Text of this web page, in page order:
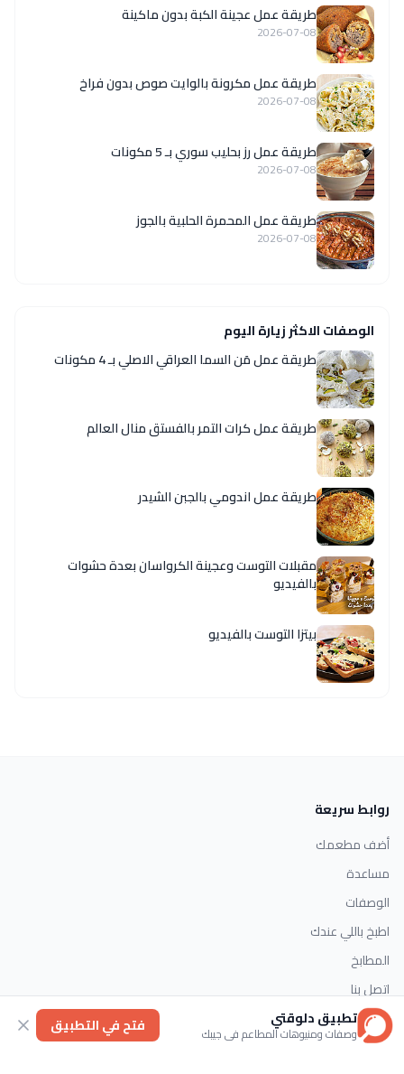
طريقة عمل عجينة الكبة بدون ماكينة
2026-07-08
طريقة عمل مكرونة بالوايت صوص بدون فراخ
2026-07-08
طريقة عمل رز بحليب سوري بـ 5 مكونات
2026-07-08
طريقة عمل المحمرة الحلبية بالجوز
2026-07-08
الوصفات الاكثر زيارة اليوم
طريقة عمل مَن السما العراقي الاصلي بـ 4 مكونات
طريقة عمل كرات التمر بالفستق منال العالم
طريقة عمل اندومي بالجبن الشيدر
مقبلات التوست وعجينة الكرواسان بعدة حشوات
بالفيديو
بيتزا التوست بالفيديو
روابط سريعة
أضف مطعمك
مساعدة
الوصفات
اطبخ باللي عندك
المطابخ
اتصل بنا
التصنيفات
تطبيق دلوقتي
وصفات ومنيوهات المطاعم في جيبك فتح في التطبيق